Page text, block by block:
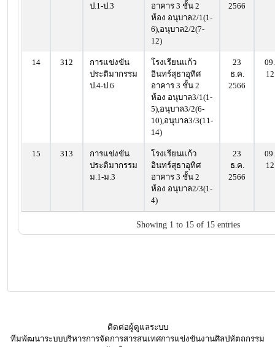
ป.1-ป.3
อาคาร 3 ชั้น 2
ห้อง อนุบาล2/1(1-
6),อนุบาล2/2(7-
12)
2566
14 312
การแข่งขัน
ประติมากรรม
ป.4-ป.6
โรงเรียนแก้ว
อินทร์สุธาอุทิศ
อาคาร 3 ชั้น 2
ห้อง อนุบาล3/1(1-
5),อนุบาล3/2(6-
10),อนุบาล3/3(11-
14)
23
ธ.ค.
2566
15 313
การแข่งขัน
ประติมากรรม
ม.1-ม.3
โรงเรียนแก้ว
อินทร์สุธาอุทิศ
อาคาร 3 ชั้น 2
ห้อง อนุบาล2/3(1-
4)
23
ธ.ค.
2566
Showing 1 to 15 of 15 entries
ติดต่อผู้ดูแลระบบ
ทีมพัฒนาระบบบริหารการจัดการสารสนเทศการแข่งขันงานศิลปหัตถกรรม